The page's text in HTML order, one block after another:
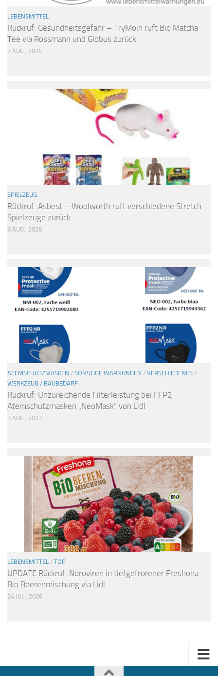
LEBENSMITTEL
Rückruf: Gesundheitsgefahr – TryMoin ruft Bio Matcha
Tee via Rossmann und Globus zurück
7 AUG., 2026
SPIELZEUG
Rückruf: Asbest – Woolworth ruft verschiedene Stretch
Spielzeuge zurück
6 AUG., 2026
ATEMSCHUTZMASKEN / SONSTIGE WARNUNGEN / VERSCHIEDENES /
WERKZEUG / BAUBEDARF
Rückruf: Unzureichende Filterleistung bei FFP2
Atemschutzmasken „NeoMask“ von Lidl
3 AUG., 2023
LEBENSMITTEL / TOP
UPDATE Rückruf: Noroviren in tiefgefrorener Freshona
Bio Beerenmischung via Lidl
24 JULI, 2026